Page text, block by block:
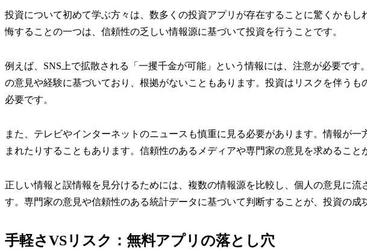
投資について初めて学ぶ方々は、数多くの投資アプリが存在することに驚くかもし
悔することの一つは、信頼性の乏しい情報源に基づいて投資を行うことです。
例えば、SNS上で拡散される「一攫千金が可能」という情報には、注意が必要です
の意見や経験に基づいており、根拠がないこともあります。投資はリスクを伴うも
必要です。
また、テレビやインターネットのニュースも慎重に見る必要があります。情報が一
まれたりすることもあります。信頼性のあるメディアや専門家の意見を求めること
正しい情報と誤情報を見分けるためには、複数の情報源を比較し、個人の意見に
す。専門家の意見や信頼性のある統計データに基づいて判断することが、投資の成
手軽さVSリスク：無料アプリの落とし穴